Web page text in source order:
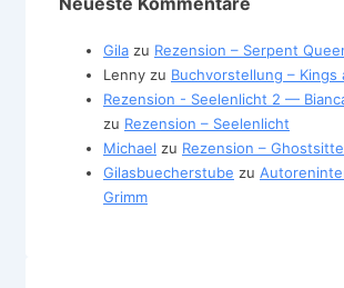
Gila zu Rezension – Serpent
Lenny zu Buchvorstellung – Kings
Rezension - Seelenlicht 2 —
zu Rezension – Seelenlicht
Michael zu Rezension –
Gilasbuecherstube zu
Grimm